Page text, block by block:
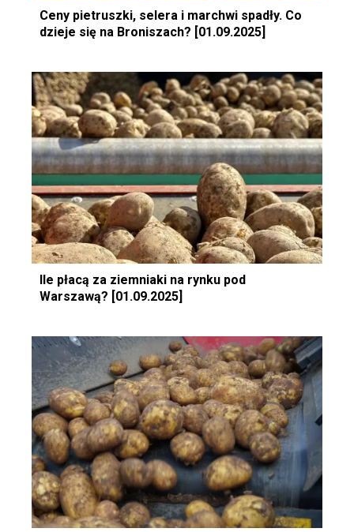
Ceny pietruszki, selera i marchwi spadły. Co
dzieje się na Broniszach? [01.09.2025]
Ile płacą za ziemniaki na rynku pod
Warszawą? [01.09.2025]